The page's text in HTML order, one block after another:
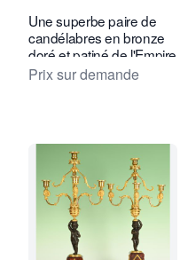
Une superbe paire de
candélabres en bronze
doré et patiné de l'Empire
français à cinq lumières
Prix sur demande